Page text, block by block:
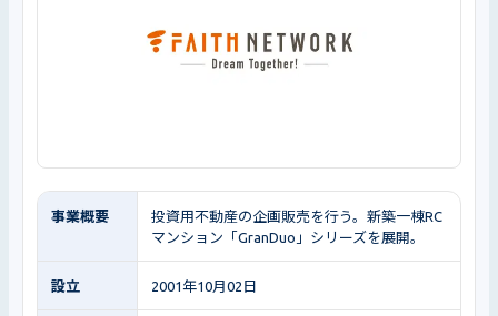
事業概要
投資用不動産の企画販売を行う。新築一棟RC
マンション「GranDuo」シリーズを展開。
設立 2001年10月02日